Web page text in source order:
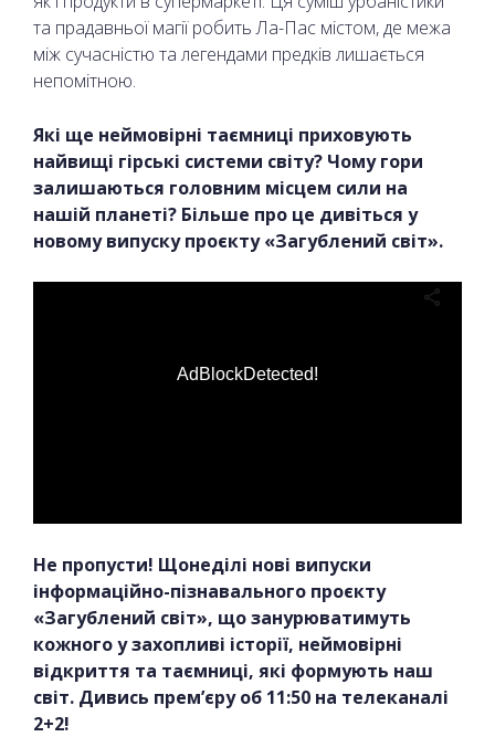
та прадавньої магії робить Ла-Пас містом, де межа
між сучасністю та легендами предків лишається
непомітною.
Які ще неймовірні таємниці приховують
найвищі гірські системи світу? Чому гори
залишаються головним місцем сили на
нашій планеті? Більше про це дивіться у
новому випуску проєкту «Загублений світ».
AdBlockDetected!
Не пропусти! Щонеділі нові випуски
інформаційно-пізнавального проєкту
«Загублений світ», що занурюватимуть
кожного у захопливі історії, неймовірні
відкриття та таємниці, які формують наш
світ. Дивись прем’єру об 11:50 на телеканалі
2+2!